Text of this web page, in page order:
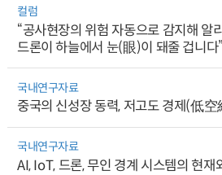
컬럼
“공사현장의 위험 자동으로 감지해 알
드론이 하늘에서 눈(眼)이 돼줄 겁니다”
국내연구자료
중국의 신성장 동력, 저고도 경제(低
국내연구자료
AI, IoT, 드론, 무인 경계 시스템의 현재